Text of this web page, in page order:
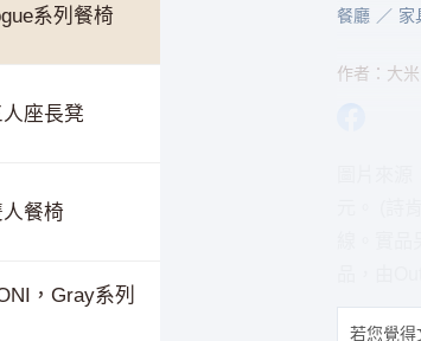
系列餐椅
座長凳
餐椅
，Gray系列
餐廳 家
作者：大米
圖片來
元。 (詩
若您覺得